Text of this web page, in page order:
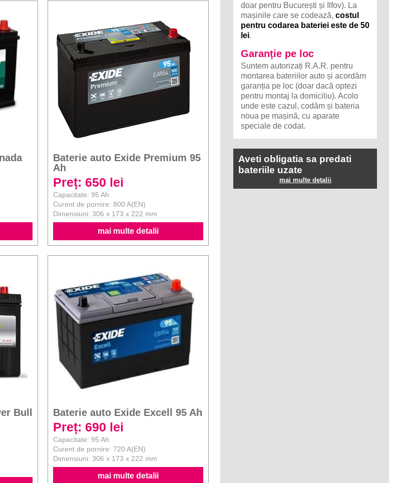
Baterie auto Exide Premium 95
Ah
Preț: 650 lei
Capacitate: 95 Ah
Curent de pornire: 800 A(EN)
Dimensiuni: 306 x 173 x 222 mm
mai multe detalii
Bull
Baterie auto Exide Excell 95 Ah
Preț: 690 lei
Capacitate: 95 Ah
Curent de pornire: 720 A(EN)
Dimensiuni: 306 x 173 x 222 mm
mai multe detalii
doar pentru București și Ilfov). La
mașinile care se codează,costul
pentru codarea bateriei este de 50
lei.
Garanție pe loc
Suntem autorizați R.A.R. pentru
montarea bateriilor auto și acordăm
garanția pe loc (doar dacă optezi
pentru montaj la domiciliu). Acolo
unde este cazul, codăm și bateria
noua pe mașină, cu aparate
speciale de codat.
Aveti obligatia sa predati
bateriile uzate
mai multe detalii